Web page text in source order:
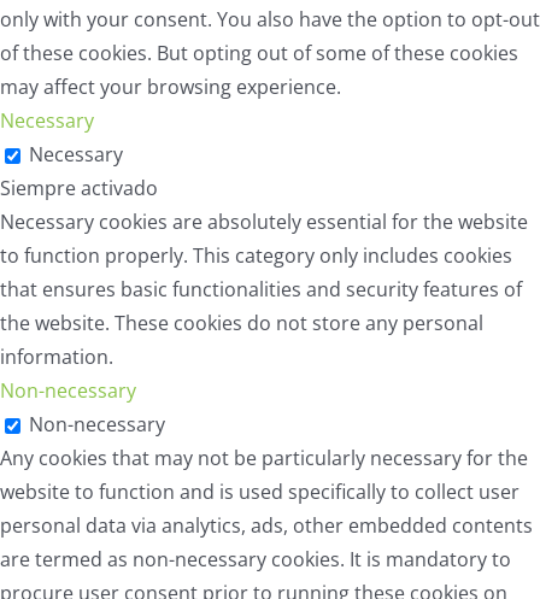
only with your consent. You also have the option to opt-out
of these cookies. But opting out of some of these cookies
may affect your browsing experience.
Necessary
Necessary
Siempre activado
Necessary cookies are absolutely essential for the website
to function properly. This category only includes cookies
that ensures basic functionalities and security features of
the website. These cookies do not store any personal
information.
Non-necessary
Non-necessary
Any cookies that may not be particularly necessary for the
website to function and is used specifically to collect user
personal data via analytics, ads, other embedded contents
are termed as non-necessary cookies. It is mandatory to
procure user consent prior to running these cookies on